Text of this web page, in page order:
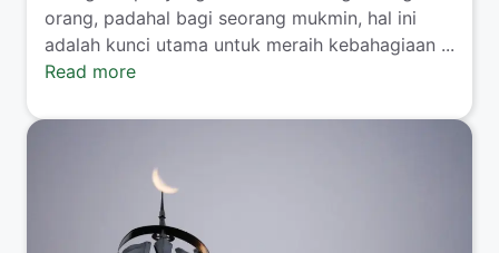
orang, padahal bagi seorang mukmin, hal ini
adalah kunci utama untuk meraih kebahagiaan ...
Read more